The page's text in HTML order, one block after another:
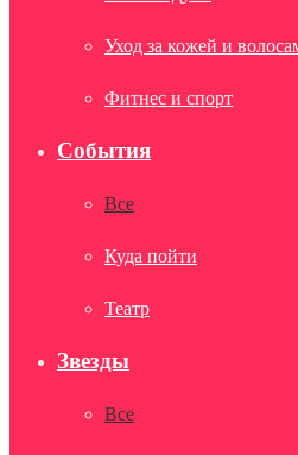
Уход за кожей и
Фитнес и спорт
События
Все
Куда пойти
Театр
Звезды
Все